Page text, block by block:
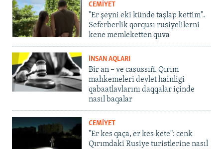
CEMİYET
"Er şeyni eki künde taşlap kettim".
Seferberlik qorqusı rusiyelilerni
kene memleketten quva
İNSAN AQLARI
Bir an – ve casussıñ. Qırım
mahkemeleri devlet hainligi
qabaatlavlarını daqqalar içinde
nasıl baqalar
CEMİYET
"Er kes qaça, er kes kete": cenk
Qırımdaki Rusiye turistlerine nasıl